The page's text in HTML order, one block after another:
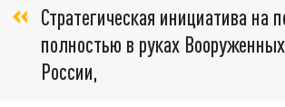
Стратегическая инициатива на
полностью в руках
России,